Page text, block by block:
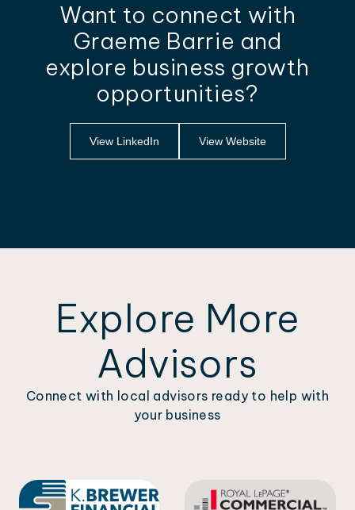
Want to connect with
Graeme Barrie and
explore business growth
opportunities?
View LinkedIn View Website
Explore More
Advisors
Connect with local advisors ready to help with
your business